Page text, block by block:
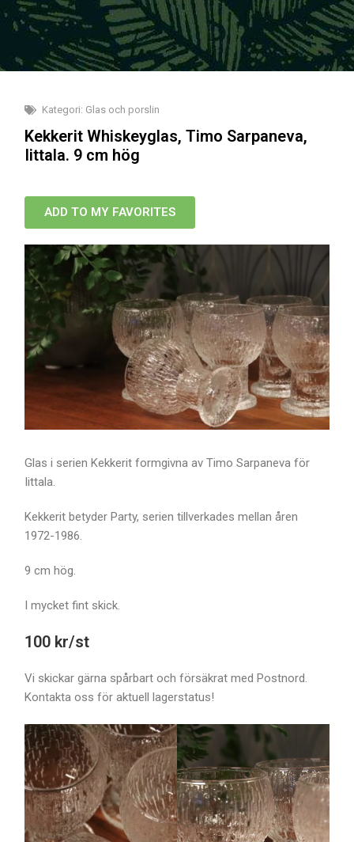
Kategori: Glas och porslin
Kekkerit Whiskeyglas, Timo Sarpaneva,
Iittala. 9 cm hög
ADD TO MY FAVORITES
Glas i serien Kekkerit formgivna av Timo Sarpaneva för
Iittala.
Kekkerit betyder Party, serien tillverkades mellan åren
1972-1986.
9 cm hög.
I mycket fint skick.
100 kr/st
Vi skickar gärna spårbart och försäkrat med Postnord.
Kontakta oss för aktuell lagerstatus!